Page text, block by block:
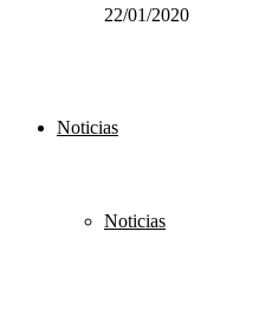
22/01/2020
Noticias
Noticias